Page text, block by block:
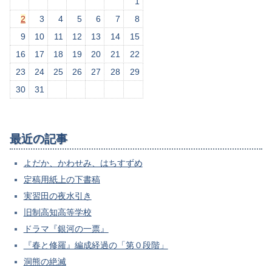
2
3 4 5 6 7
8
9
10 11 12 13 14
15
16
17 18 19 20 21
22
23
24 25 26 27 28
29
30
31
最近の記事
よだか、かわせみ、はちすずめ
定稿用紙上の下書稿
実習田の夜水引き
旧制高知高等学校
ドラマ『銀河の一票』
『春と修羅』編成経過の「第０段階」
洞熊の絶滅